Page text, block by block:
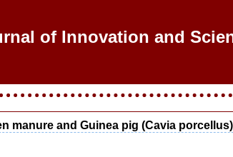
of Innovation and
manure and Guinea pig (Cavia